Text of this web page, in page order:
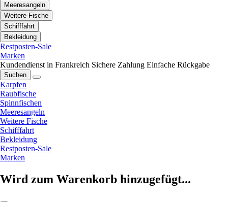
Meeresangeln
Weitere Fische
Schifffahrt
Bekleidung
Restposten-Sale
Marken
Kundendienst in Frankreich Sichere Zahlung Einfache Rückgabe
Suchen
Karpfen
Raubfische
Spinnfischen
Meeresangeln
Weitere Fische
Schifffahrt
Bekleidung
Restposten-Sale
Marken
Wird zum Warenkorb hinzugefügt...